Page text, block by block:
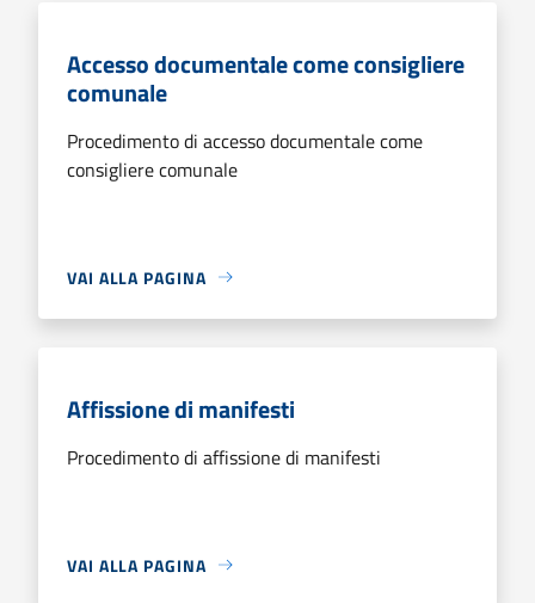
Accesso documentale come consigliere
comunale
Procedimento di accesso documentale come
consigliere comunale
VAI ALLA PAGINA
Affissione di manifesti
Procedimento di affissione di manifesti
VAI ALLA PAGINA